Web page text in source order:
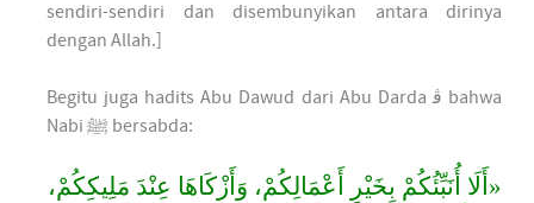
sendiri-sendiri dan disembunyikan antara dirinya
dengan Allah.]
Begitu juga hadits Abu Dawud dari Abu Darda ﭬ bahwa
Nabi ﷺ bersabda:
«أَلَا أُنَبِّئُكُمْ بِخَيْرِ أَعْمَالِكُمْ، وَأَزْكَاهَا عِنْدَ مَلِيكِكُمْ،